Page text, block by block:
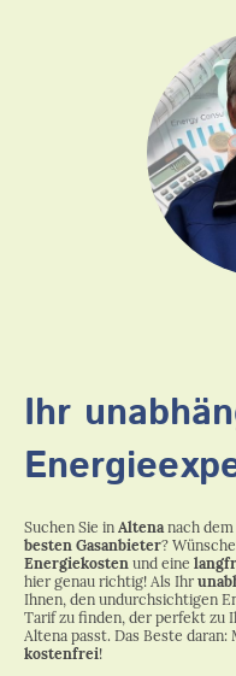
Ihr
Suchen Sie in Altena nach dem
besten Gasanbieter?
Energiekosten und eine
hier genau richtig! Als Ihr
Ihnen, den undurchsichtigen
Tarif zu finden, der perfekt zu
Altena passt. Das Beste daran:
kostenfrei!